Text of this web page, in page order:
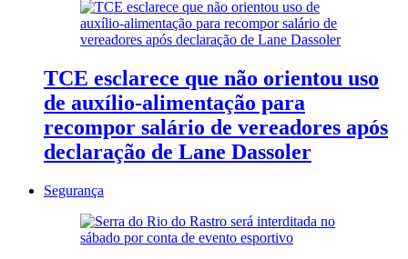
TCE esclarece que não orientou uso
de auxílio-alimentação para
recompor salário de vereadores após
declaração de Lane Dassoler
Segurança